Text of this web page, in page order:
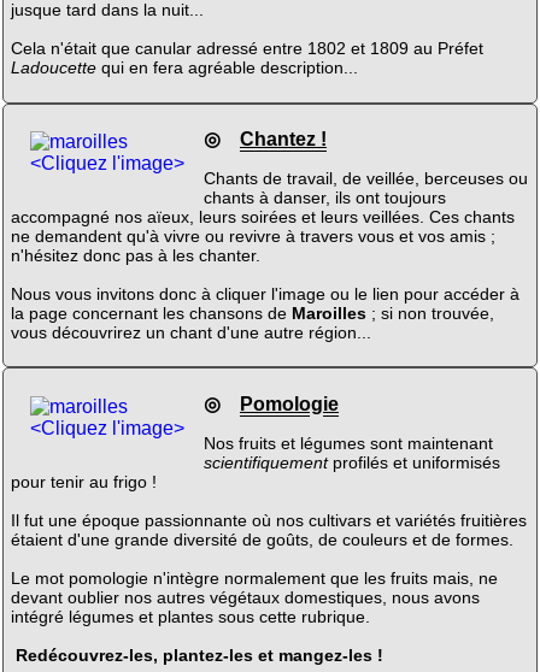
jusque tard dans la nuit...
Cela n'était que canular adressé entre 1802 et 1809 au Préfet
Ladoucettequi en fera agréable description...
<Cliquez l'image>
◎ Chantez !
Chants de travail, de veillée, berceuses ou
chants à danser, ils ont toujours
accompagné nos aïeux, leurs soirées et leurs veillées. Ces chants
ne demandent qu'à vivre ou revivre à travers vous et vos amis ;
n'hésitez donc pas à les chanter.
Nous vous invitons donc à cliquer l'image ou le lien pour accéder à
la page concernant les chansons de Maroilles; si non trouvée,
vous découvrirez un chant d'une autre région...
<Cliquez l'image>
◎ Pomologie
Nos fruits et légumes sont maintenant
scientifiquementprofilés et uniformisés
pour tenir au frigo !
Il fut une époque passionnante où nos cultivars et variétés fruitières
étaient d'une grande diversité de goûts, de couleurs et de formes.
Le mot pomologie n'intègre normalement que les fruits mais, ne
devant oublier nos autres végétaux domestiques, nous avons
intégré légumes et plantes sous cette rubrique.
Redécouvrez-les, plantez-les et mangez-les !